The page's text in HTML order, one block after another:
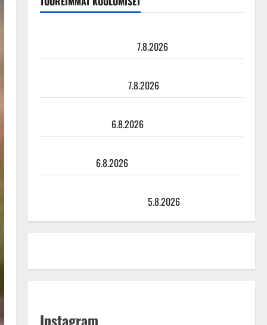
7.8.2026
7.8.2026
6.8.2026
6.8.2026
5.8.2026
Instagram